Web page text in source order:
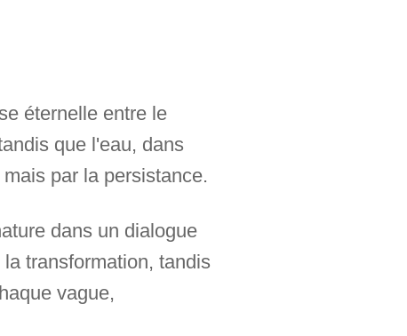
éternelle entre le
que l'eau, dans
par la persistance.
dans un dialogue
transformation, tandis
vague,